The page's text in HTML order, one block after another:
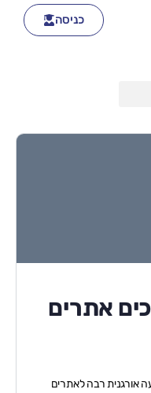
כניסה
אתרים
אורגנית רבה לאתרים